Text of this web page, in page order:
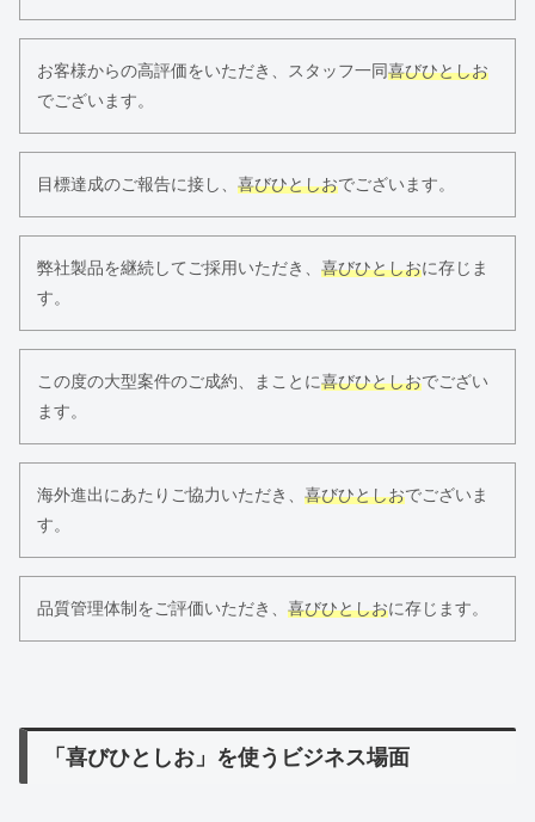
お客様からの高評価をいただき、スタッフ一同喜びひとしお
でございます。
目標達成のご報告に接し、 喜びひとしおでございます。
弊社製品を継続してご採用いただき、 喜びひとしおに存じま
す。
この度の大型案件のご成約、まことに喜びひとしおでござい
ます。
海外進出にあたりご協力いただき、 喜びひとしおでございま
す。
品質管理体制をご評価いただき、 喜びひとしおに存じます。
「喜びひとしお」を使うビジネス場面